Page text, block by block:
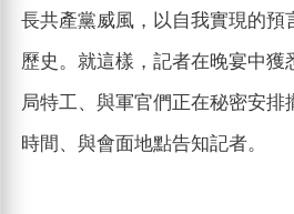
長共產黨威風，以自我實現的預
歷史。就這樣，記者在晚宴中獲
局特工、與軍官們正在秘密安排
時間、與會面地點告知記者。